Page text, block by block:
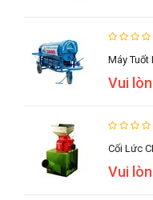
Máy Tuốt
Vui
Cối Lức
Vui